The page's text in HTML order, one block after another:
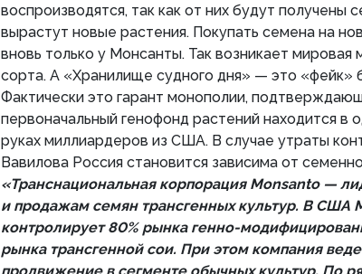
воспроизводятся, так как от них будут получены
вырастут новые растения. Покупать семена на
вновь только у Монсанты. Так возникает мировая
сорта. А «Хранилище судного дня» — это «фейк»
Фактически это гарант монополии,
первоначальный генофонд растений находится в
руках миллиардеров из США. В случае утраты
Вавилова Россия становится зависима от
«Транснациональная корпорация Monsanto —
и продажам семян трансгенных культур. В США
контролирует 80% рынка генно-
рынка трансгенной сои. При этом компания